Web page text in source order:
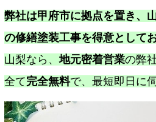
弊社は甲府市に拠点を置き、
の修繕塗装工事を得意として
山梨なら、地元密着営業の弊
全て完全無料で、最短即日に